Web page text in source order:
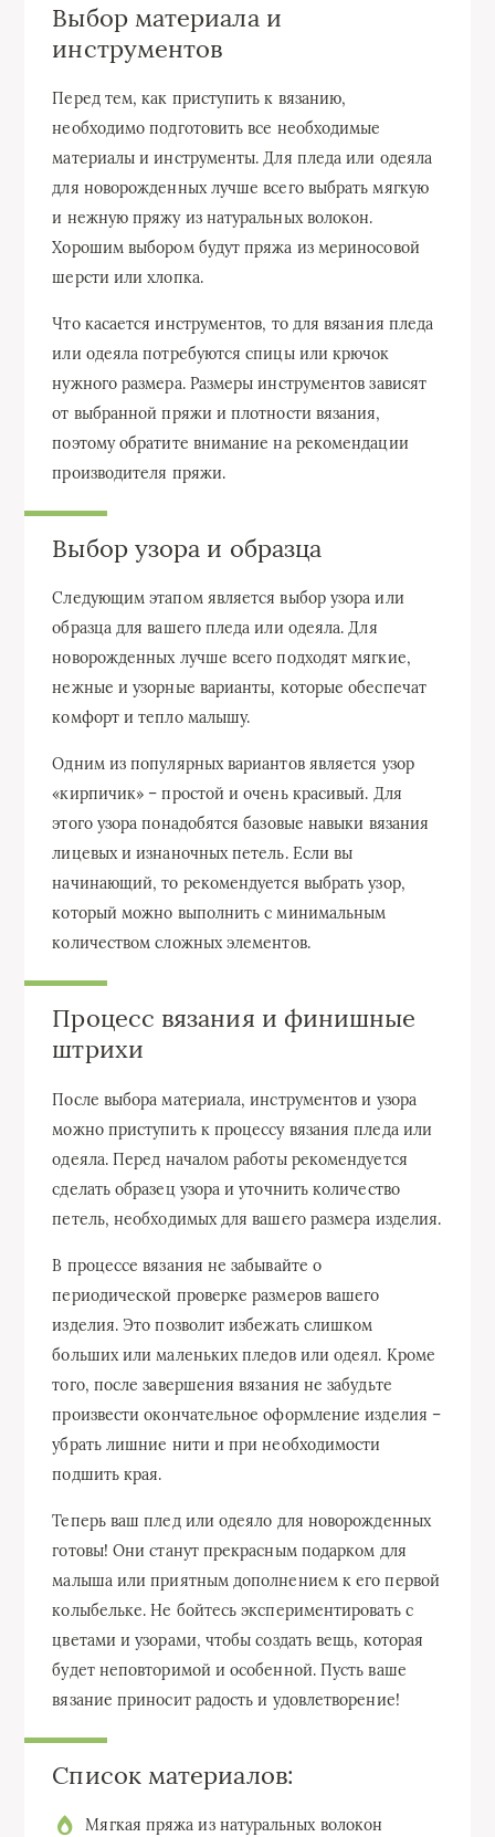
Выбор материала и
инструментов
Перед тем, как приступить к вязанию,
необходимо подготовить все необходимые
материалы и инструменты. Для пледа или одеяла
для новорожденных лучше всего выбрать мягкую
и нежную пряжу из натуральных волокон.
Хорошим выбором будут пряжа из мериносовой
шерсти или хлопка.
Что касается инструментов, то для вязания пледа
или одеяла потребуются спицы или крючок
нужного размера. Размеры инструментов зависят
от выбранной пряжи и плотности вязания,
поэтому обратите внимание на рекомендации
производителя пряжи.
Выбор узора и образца
Следующим этапом является выбор узора или
образца для вашего пледа или одеяла. Для
новорожденных лучше всего подходят мягкие,
нежные и узорные варианты, которые обеспечат
комфорт и тепло малышу.
Одним из популярных вариантов является узор
«кирпичик» – простой и очень красивый. Для
этого узора понадобятся базовые навыки вязания
лицевых и изнаночных петель. Если вы
начинающий, то рекомендуется выбрать узор,
который можно выполнить с минимальным
количеством сложных элементов.
Процесс вязания и финишные
штрихи
После выбора материала, инструментов и узора
можно приступить к процессу вязания пледа или
одеяла. Перед началом работы рекомендуется
сделать образец узора и уточнить количество
петель, необходимых для вашего размера изделия.
В процессе вязания не забывайте о
периодической проверке размеров вашего
изделия. Это позволит избежать слишком
больших или маленьких пледов или одеял. Кроме
того, после завершения вязания не забудьте
произвести окончательное оформление изделия –
убрать лишние нити и при необходимости
подшить края.
Теперь ваш плед или одеяло для новорожденных
готовы! Они станут прекрасным подарком для
малыша или приятным дополнением к его первой
колыбельке. Не бойтесь экспериментировать с
цветами и узорами, чтобы создать вещь, которая
будет неповторимой и особенной. Пусть ваше
вязание приносит радость и удовлетворение!
Список материалов:
Мягкая пряжа из натуральных волокон